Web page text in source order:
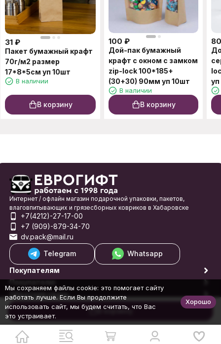
В корзину
31 ₽
Пакет бумажный крафт
70г/м2 размер
17*8*5см уп 10шт
В наличии
В корзину
100 ₽
Дой-пак бумажный
крафт с окном с замком
zip-lock 100*185+
(30+30) 90мм уп 10шт
В наличии
В корзину
80
Интернет / офлайн магазин подарочной упаковки, пакетов,
влаговпитывающих и грязесборных ковриков в Хабаровске
+7(4212)-27-17-00
+7 (909)-879-34-70
dv.pack@mail.ru
Telegram
Whatsapp
Покупателям
Покупателю
Обратная связь
© 1998-2026 Еврогифт
Мы сохраняем файлы cookie: это помогает сайту
работать лучше. Если Вы продолжите
использовать сайт, мы будем считать, что Вас
это устраивает.
Хорошо